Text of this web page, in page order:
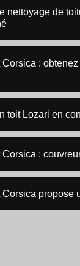
nettoyage de
:
toit Lozari en
:
propose